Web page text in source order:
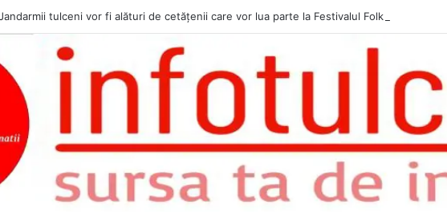
tulceni vor fi alături de cetățenii care vor lua parte la Festivalul Folk Țestos